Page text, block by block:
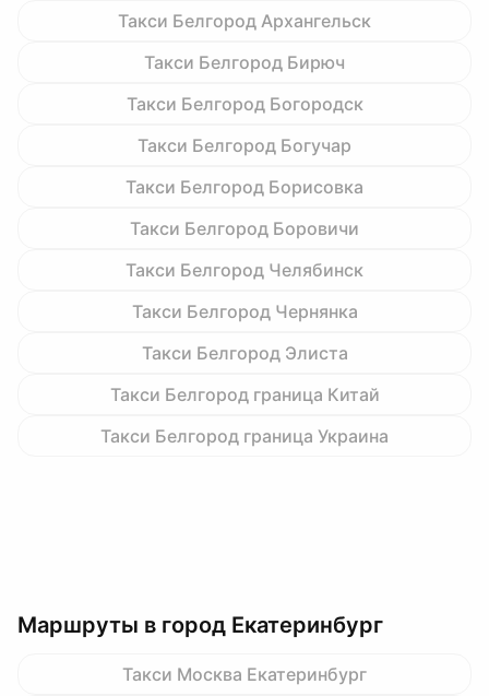
Такси Белгород Архангельск
Такси Белгород Бирюч
Такси Белгород Богородск
Такси Белгород Богучар
Такси Белгород Борисовка
Такси Белгород Боровичи
Такси Белгород Челябинск
Такси Белгород Чернянка
Такси Белгород Элиста
Такси Белгород граница Китай
Такси Белгород граница Украина
Маршруты в город Екатеринбург
Такси Москва Екатеринбург